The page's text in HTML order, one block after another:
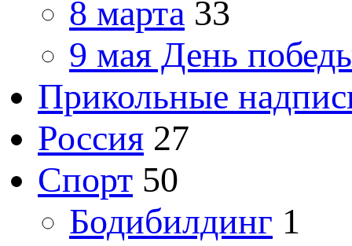
8 марта 33
9 мая День
Прикольные
Россия 27
Спорт 50
Бодибилдинг 1